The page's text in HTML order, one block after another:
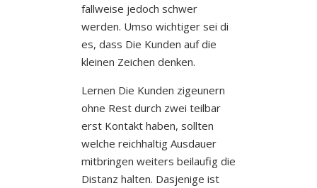
fallweise jedoch schwer
werden. Umso wichtiger sei di
es, dass Die Kunden auf die
kleinen Zeichen denken.
Lernen Die Kunden zigeunern
ohne Rest durch zwei teilbar
erst Kontakt haben, sollten
welche reichhaltig Ausdauer
mitbringen weiters beilaufig die
Distanz halten. Dasjenige ist